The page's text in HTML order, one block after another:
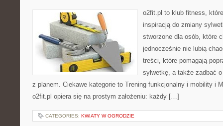
o2fit.pl to klub fitness,
inspiracją do zmiany
stworzone dla osób, które
jednocześnie nie lubią
treści, które pomagają
sylwetkę, a także zadbać
z planem. Ciekawe kategorie to Trening funkcjonalny i mobility i
o2fit.pl opiera się na prostym założeniu: każdy […]
CATEGORIES: KWIATY W OGRODZIE